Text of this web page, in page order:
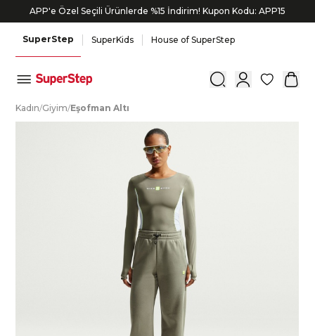
APP'e Özel Seçili Ürünlerde %15 İndirim! Kupon Kodu: APP15
SuperStep SuperKids House of SuperStep
0
Kadın/Giyim/Eşofman A ltı